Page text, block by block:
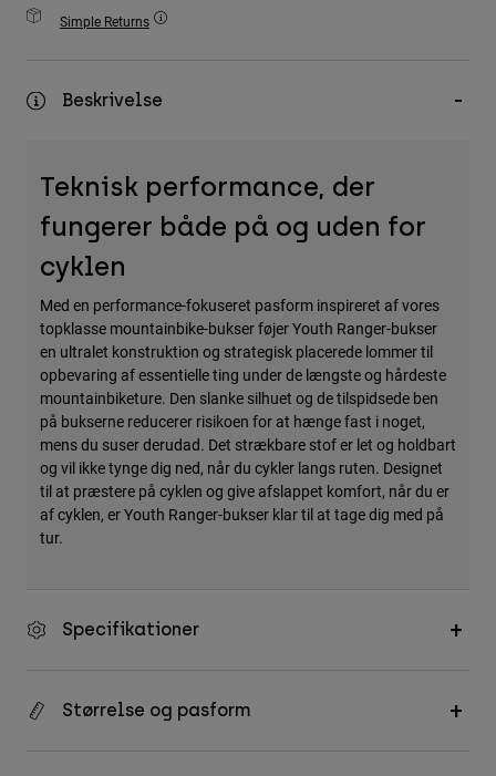
Accessories
Bags & Backpacks
Simple Returns
Beskrivelse
Teknisk performance, der
fungerer både på og uden for
cyklen
Med en performance-fokuseret pasform inspireret af vores
topklasse mountainbike-bukser føjer Youth Ranger-bukser
en ultralet konstruktion og strategisk placerede lommer til
opbevaring af essentielle ting under de længste og hårdeste
mountainbiketure. Den slanke silhuet og de tilspidsede ben
på bukserne reducerer risikoen for at hænge fast i noget,
mens du suser derudad. Det strækbare stof er let og holdbart
og vil ikke tynge dig ned, når du cykler langs ruten. Designet
til at præstere på cyklen og give afslappet komfort, når du er
af cyklen, er Youth Ranger-bukser klar til at tage dig med på
tur.
Specifikationer
Størrelse og pasform